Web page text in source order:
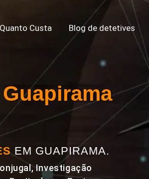
Quanto Custa Blog de detetives
EM GUAPIRAMA.
Investigação